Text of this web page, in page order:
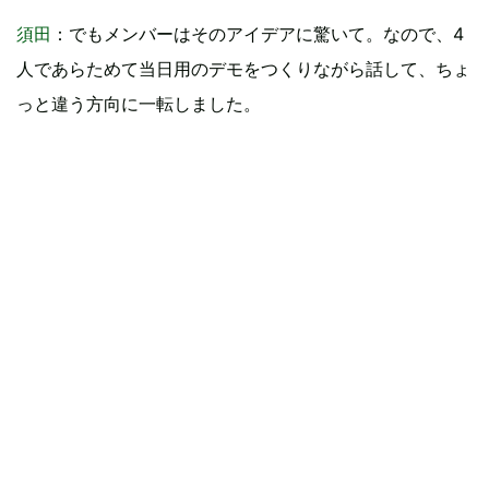
須田 ：でもメンバーはそのアイデアに驚いて。なので、4
人であらためて当日用のデモをつくりながら話して、ちょ
っと違う方向に一転しました。